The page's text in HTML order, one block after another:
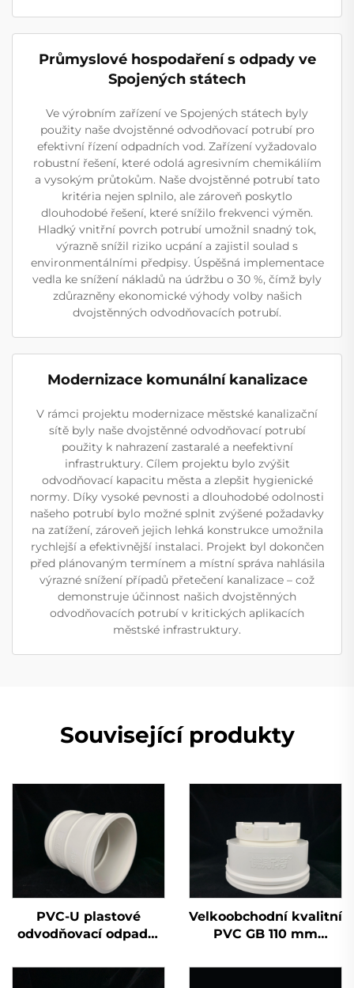
Průmyslové hospodaření s odpady ve
Spojených státech
Ve výrobním zařízení ve Spojených státech byly
použity naše dvojstěnné odvodňovací potrubí pro
efektivní řízení odpadních vod. Zařízení vyžadovalo
robustní řešení, které odolá agresivním chemikáliím
a vysokým průtokům. Naše dvojstěnné potrubí tato
kritéria nejen splnilo, ale zároveň poskytlo
dlouhodobé řešení, které snížilo frekvenci výměn.
Hladký vnitřní povrch potrubí umožnil snadný tok,
výrazně snížil riziko ucpání a zajistil soulad s
environmentálními předpisy. Úspěšná implementace
vedla ke snížení nákladů na údržbu o 30 %, čímž byly
zdůrazněny ekonomické výhody volby našich
dvojstěnných odvodňovacích potrubí.
Modernizace komunální kanalizace
V rámci projektu modernizace městské kanalizační
sítě byly naše dvojstěnné odvodňovací potrubí
použity k nahrazení zastaralé a neefektivní
infrastruktury. Cílem projektu bylo zvýšit
odvodňovací kapacitu města a zlepšit hygienické
normy. Díky vysoké pevnosti a dlouhodobé odolnosti
našeho potrubí bylo možné splnit zvýšené požadavky
na zatížení, zároveň jejich lehká konstrukce umožnila
rychlejší a efektivnější instalaci. Projekt byl dokončen
před plánovaným termínem a místní správa nahlásila
výrazné snížení případů přetečení kanalizace – což
demonstruje účinnost našich dvojstěnných
odvodňovacích potrubí v kritických aplikacích
městské infrastruktury.
Související produkty
PVC-U plastové
odvodňovací odpadní
dvojitá zásuvka
Velkoobchodní kvalitní
PVC GB 110 mm
křížová trubka UPVC